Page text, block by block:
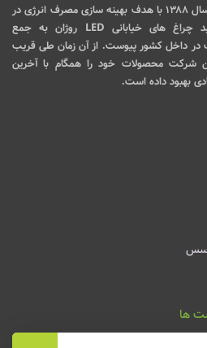
شرکت مهندسی نورفن اسپادانا در سال ۱۳۸۸ با هدف بهینه سازی مصرف انرژی در
سیستم های روشنایی و با تولید چراغ های خیابانی LED روژان به جمع
در داخل کشور پیوست. از آن زمان طی قریب
شرکت محصولات خود را همگام با آخرین
بهبود داده است.
ها